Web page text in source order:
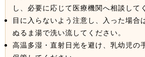
し、必要に応じて医療機関へ相談して
目に入らないよう注意し、入った場合
ぬるま湯で洗い流してください。
高温多湿・直射日光を避け、乳幼児の